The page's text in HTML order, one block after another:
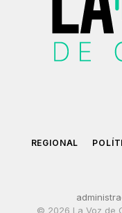
REGIONAL
© 2026 La Voz de